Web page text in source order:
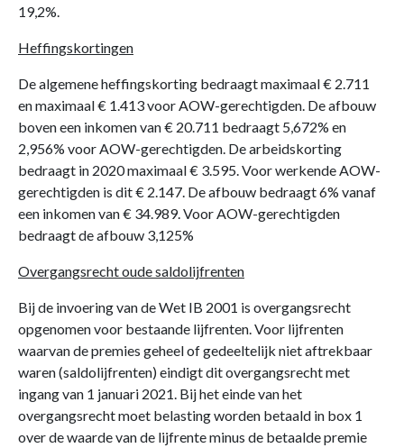
19,2%.
Heffingskortingen
De algemene heffingskorting bedraagt maximaal € 2.711
en maximaal € 1.413 voor AOW-gerechtigden. De afbouw
boven een inkomen van € 20.711 bedraagt 5,672% en
2,956% voor AOW-gerechtigden. De arbeidskorting
bedraagt in 2020 maximaal € 3.595. Voor werkende AOW-
gerechtigden is dit € 2.147. De afbouw bedraagt 6% vanaf
een inkomen van € 34.989. Voor AOW-gerechtigden
bedraagt de afbouw 3,125%
Overgangsrecht oude saldolijfrenten
Bij de invoering van de Wet IB 2001 is overgangsrecht
opgenomen voor bestaande lijfrenten. Voor lijfrenten
waarvan de premies geheel of gedeeltelijk niet aftrekbaar
waren (saldolijfrenten) eindigt dit overgangsrecht met
ingang van 1 januari 2021. Bij het einde van het
overgangsrecht moet belasting worden betaald in box 1
over de waarde van de lijfrente minus de betaalde premie